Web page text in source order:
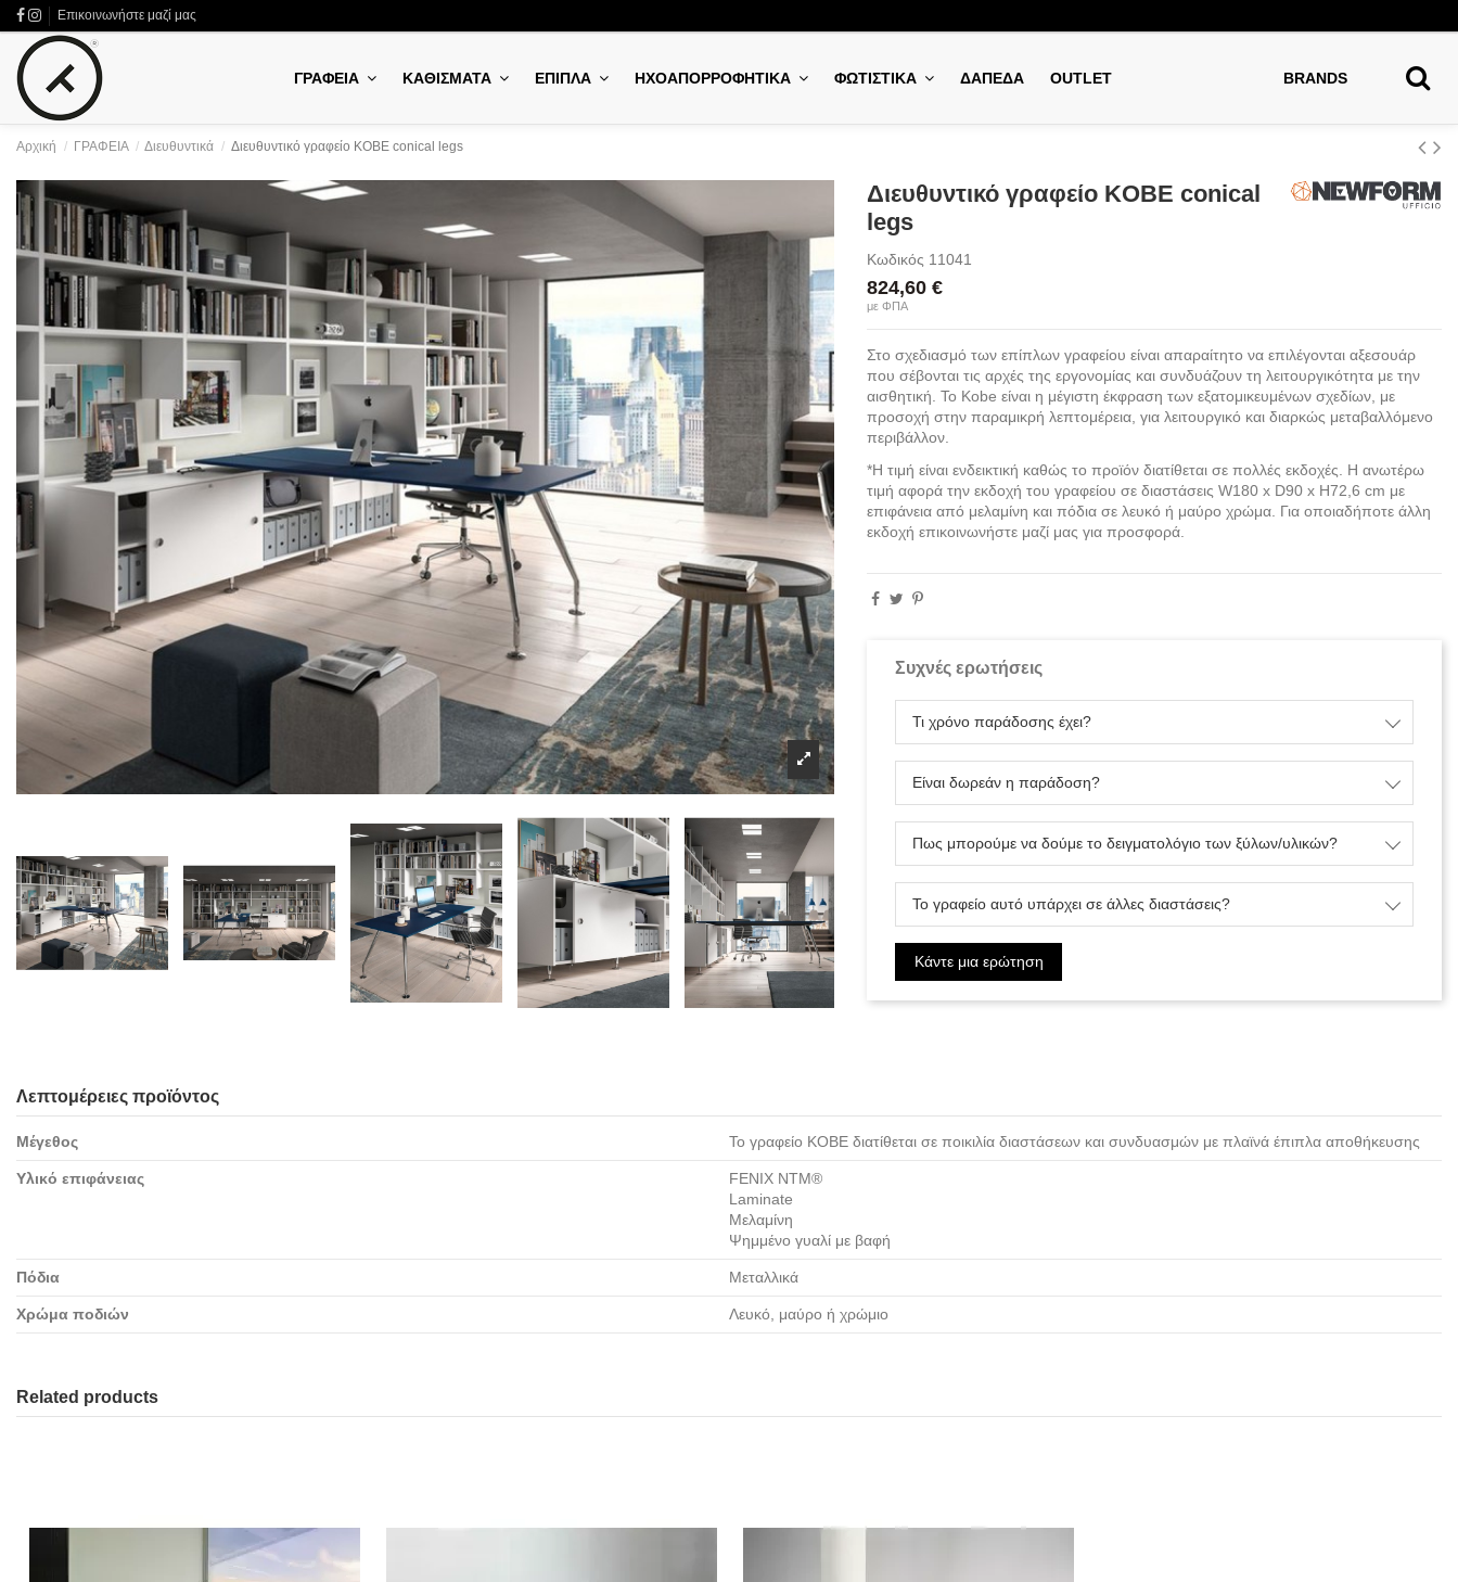
Επικοινωνήστε μαζί μας
ΓΡΑΦΕΙΑ ΚΑΘΙΣΜΑΤΑ ΕΠΙΠΛΑ ΗΧΟΑΠΟΡΡΟΦΗΤΙΚΑ ΦΩΤΙΣΤΙΚΑ ΔΑΠΕΔΑ OUTLET BRANDS
Αρχική ΓΡΑΦΕΙΑ Διευθυντικά Διευθυντικό γραφείο KOBE conical legs
Διευθυντικό γραφείο KOBE conical
legs
Κωδικός 11041
824,60 €
με ΦΠΑ
Στο σχεδιασμό των επίπλων γραφείου είναι απαραίτητο να επιλέγονται αξεσουάρ
που σέβονται τις αρχές της εργονομίας και συνδυάζουν τη λειτουργικότητα με την
αισθητική. Το Kobe είναι η μέγιστη έκφραση των εξατομικευμένων σχεδίων, με
προσοχή στην παραμικρή λεπτομέρεια, για λειτουργικό και διαρκώς μεταβαλλόμενο
περιβάλλον.
*Η τιμή είναι ενδεικτική καθώς το προϊόν διατίθεται σε πολλές εκδοχές. Η ανωτέρω
τιμή αφορά την εκδοχή του γραφείου σε διαστάσεις W180 x D90 x H72,6 cm με
επιφάνεια από μελαμίνη και πόδια σε λευκό ή μαύρο χρώμα. Για οποιαδήποτε άλλη
εκδοχή επικοινωνήστε μαζί μας για προσφορά.
Συχνές ερωτήσεις
Τι χρόνο παράδοσης έχει?
Είναι δωρεάν η παράδοση?
Πως μπορούμε να δούμε το δειγματολόγιο των ξύλων/υλικών?
Το γραφείο αυτό υπάρχει σε άλλες διαστάσεις?
Κάντε μια ερώτηση
Λεπτομέρειες προϊόντος
Μέγεθος Το γραφείο KOBE διατίθεται σε ποικιλία διαστάσεων και συνδυασμών με πλαϊνά έπιπλα αποθήκευσης
Υλικό επιφάνειας
FENIX NTM®
Laminate
Μελαμίνη
Ψημμένο γυαλί με βαφή
Πόδια Μεταλλικά
Χρώμα ποδιών Λευκό, μαύρο ή χρώμιο
Related products